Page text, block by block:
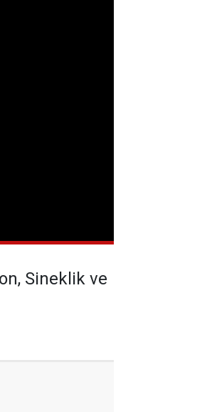
Sineklik ve